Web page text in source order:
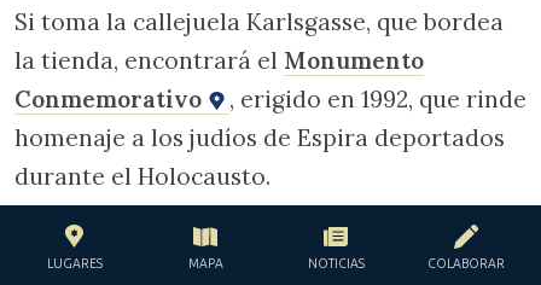
Si toma la callejuela Karlsgasse, que bordea
la tienda, encontrará el Monumento
Conmemorativo
, erigido en 1992, que rinde
homenaje a los judíos de Espira deportados
durante el Holocausto.
LUGARES MAPA NOTICIAS COLABORAR